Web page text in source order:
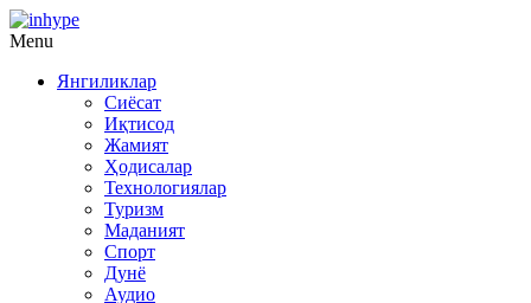
Menu
Янгиликлар
Сиёсат
Иқтисод
Жамият
Ҳодисалар
Технологиялар
Туризм
Маданият
Спорт
Дунё
Аудио